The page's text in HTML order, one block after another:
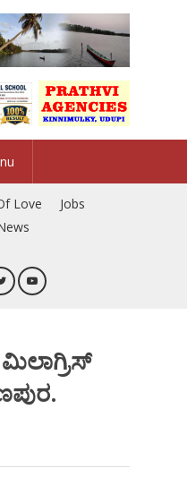
Love
Jobs
ಮಿಲಾಗ್ರಿಸ್